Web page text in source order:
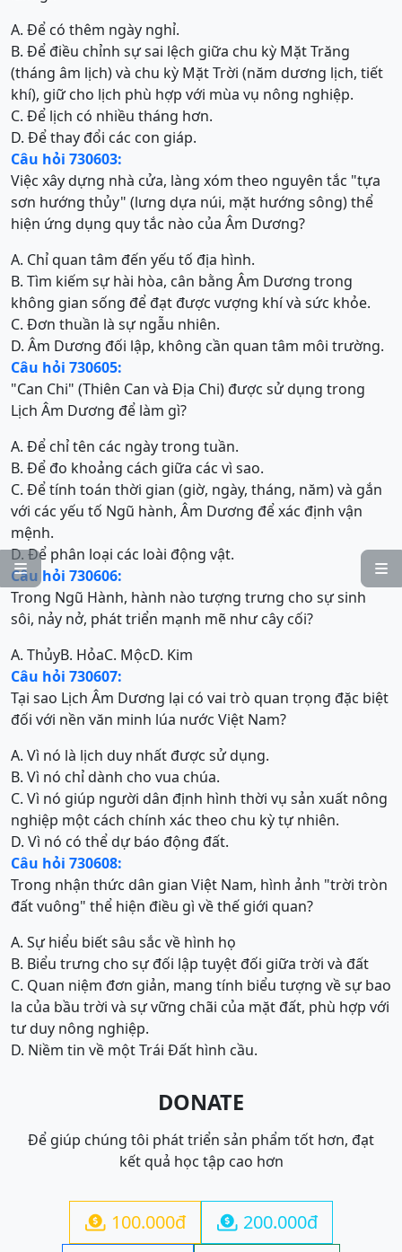


A. Để có thêm ngày nghỉ.
B. Để điều chỉnh sự sai lệch giữa chu kỳ Mặt Trăng
(tháng âm lịch) và chu kỳ Mặt Trời (năm dương lịch, tiết
khí), giữ cho lịch phù hợp với mùa vụ nông nghiệp.
C. Để lịch có nhiều tháng hơn.
D. Để thay đổi các con giáp.
Câu hỏi 730603:
Việc xây dựng nhà cửa, làng xóm theo nguyên tắc "tựa
sơn hướng thủy" (lưng dựa núi, mặt hướng sông) thể
hiện ứng dụng quy tắc nào của Âm Dương?
A. Chỉ quan tâm đến yếu tố địa hình.
B. Tìm kiếm sự hài hòa, cân bằng Âm Dương trong
không gian sống để đạt được vượng khí và sức khỏe.
C. Đơn thuần là sự ngẫu nhiên.
D. Âm Dương đối lập, không cần quan tâm môi trường.
Câu hỏi 730605:
"Can Chi" (Thiên Can và Địa Chi) được sử dụng trong
Lịch Âm Dương để làm gì?
A. Để chỉ tên các ngày trong tuần.
B. Để đo khoảng cách giữa các vì sao.
C. Để tính toán thời gian (giờ, ngày, tháng, năm) và gắn
với các yếu tố Ngũ hành, Âm Dương để xác định vận
mệnh.
D. Để phân loại các loài động vật.
Câu hỏi 730606:
Trong Ngũ Hành, hành nào tượng trưng cho sự sinh
sôi, nảy nở, phát triển mạnh mẽ như cây cối?
A. ThủyB. HỏaC. MộcD. Kim
Câu hỏi 730607:
Tại sao Lịch Âm Dương lại có vai trò quan trọng đặc biệt
đối với nền văn minh lúa nước Việt Nam?
A. Vì nó là lịch duy nhất được sử dụng.
B. Vì nó chỉ dành cho vua chúa.
C. Vì nó giúp người dân định hình thời vụ sản xuất nông
nghiệp một cách chính xác theo chu kỳ tự nhiên.
D. Vì nó có thể dự báo động đất.
Câu hỏi 730608:
Trong nhận thức dân gian Việt Nam, hình ảnh "trời tròn
đất vuông" thể hiện điều gì về thế giới quan?
A. Sự hiểu biết sâu sắc về hình họ
B. Biểu trưng cho sự đối lập tuyệt đối giữa trời và đất
C. Quan niệm đơn giản, mang tính biểu tượng về sự bao
la của bầu trời và sự vững chãi của mặt đất, phù hợp với
tư duy nông nghiệp.
D. Niềm tin về một Trái Đất hình cầu.
DONATE
Để giúp chúng tôi phát triển sản phẩm tốt hơn, đạt
kết quả học tập cao hơn
 100.000đ  200.000đ